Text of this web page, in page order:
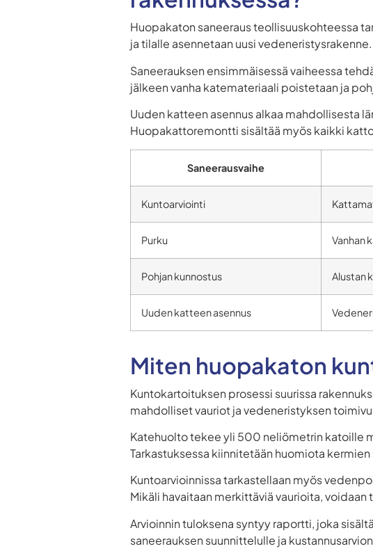
Huopakaton saneeraus teollisuuskohteessa
ja tilalle asennetaan uusi
Saneerauksen ensimmäisessä vaiheessa
jälkeen vanha katemateriaali poistetaan ja
Uuden katteen asennus alkaa mahdollisesta
Huopakattoremontti sisältää myös kaikki
Saneerausvaihe
Kuntoarviointi
Purku Vanhan
Pohjan kunnostus Alustan
Uuden katteen asennus
Miten huopakaton
Kuntokartoituksen prosessi suurissa
mahdolliset vauriot ja vedeneristyksen
Katehuolto tekee yli 500 neliömetrin katoille
Tarkastuksessa kiinnitetään huomiota
Kuntoarvioinnissa tarkastellaan myös
Mikäli havaitaan merkittäviä vaurioita,
Arvioinnin tuloksena syntyy raportti, joka
saneerauksen suunnittelulle ja